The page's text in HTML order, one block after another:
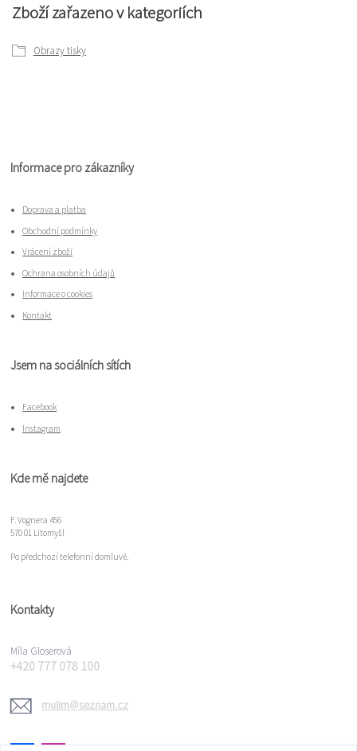
Zboží zařazeno v kategoriích
Obrazy tisky
Informace pro zákazníky
Doprava a platba
Obchodní podmínky
Vrácení zboží
Ochrana osobních údajů
Informace o cookies
Kontakt
Jsem na sociálních sítích
Facebook
Instagram
Kde mě najdete
F. Vognera 456
570 01 Litomyšl
Po předchozí telefonní domluvě.
Kontakty
Míla Gloserová
+420 777 078 100
mulim@seznam.cz